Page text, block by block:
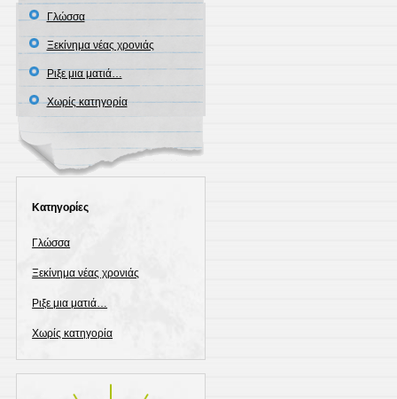
Γλώσσα
Ξεκίνημα νέας χρονιάς
Ριξε μια ματιά…
Χωρίς κατηγορία
Kατηγορίες
Γλώσσα
Ξεκίνημα νέας χρονιάς
Ριξε μια ματιά…
Χωρίς κατηγορία